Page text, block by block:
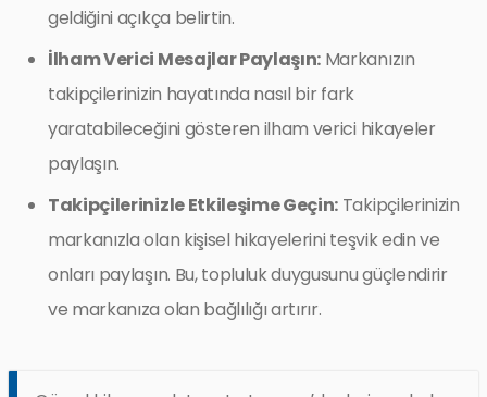
geldiğini açıkça belirtin.
İlham Verici Mesajlar Paylaşın: Markanızın
takipçilerinizin hayatında nasıl bir fark
yaratabileceğini gösteren ilham verici hikayeler
paylaşın.
Takipçilerinizle Etkileşime Geçin: Takipçilerinizin
markanızla olan kişisel hikayelerini teşvik edin ve
onları paylaşın. Bu, topluluk duygusunu güçlendirir
ve markanıza olan bağlılığı artırır.